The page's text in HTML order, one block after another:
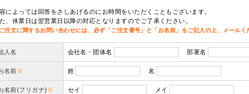
によっては回答をさしあげるのにお時間をいただくこともございます。
、休業日は翌営業日以降の対応となりますのでご了承ください。
注文に関するお問い合わせには、必ず「ご注文番号」と「お名前」をご記入の上、メール
人名 会社名・団体名 部署名
名前※ 姓 名
名前(フリガナ)※ セイ メイ